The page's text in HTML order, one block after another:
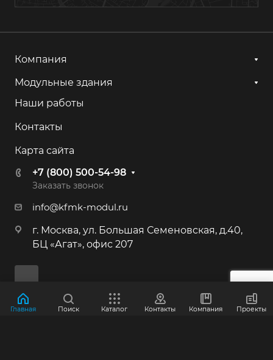
г. Ижевск, ул. Аграрная, 13
+7 (800) 500-54-98
+7 (800) 500-54-98
г. Иркутск, ул. 2-я Батарейная, 53
+7 (800) 500-54-98
40
+7 (495) 646-87-53
г. Краснознаменск, Индустриальная,
д.3
Компания
Модульные здания
Наши работы
Контакты
Карта сайта
+7 (800) 500-54-98
Заказать звонок
info@kfmk-modul.ru
г. Москва, ул. Большая Семеновская, д.40,
БЦ «Агат», офис 207
Главная Поиск Каталог Контакты Компания Проекты